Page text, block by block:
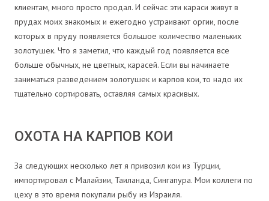
клиентам, много просто продал. И сейчас эти караси живут в
прудах моих знакомых и ежегодно устраивают оргии, после
которых в пруду появляется большое количество маленьких
золотушек. Что я заметил, что каждый год появляется все
больше обычных, не цветных, карасей. Если вы начинаете
заниматься разведением золотушек и карпов кои, то надо их
тщательно сортировать, оставляя самых красивых.
ОХОТА НА КАРПОВ КОИ
За следующих несколько лет я привозил кои из Турции,
импортировал с Малайзии, Таиланда, Сингапура. Мои коллеги по
цеху в это время покупали рыбу из Израиля.